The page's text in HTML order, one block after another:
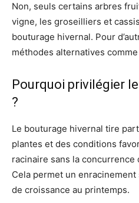
Non, seuls certains arbres
vigne, les groseilliers et
bouturage hivernal. Pour
méthodes alternatives
Pourquoi privilégier
?
Le bouturage hivernal tire
plantes et des conditions
racinaire sans la
Cela permet un
de croissance au printemps.